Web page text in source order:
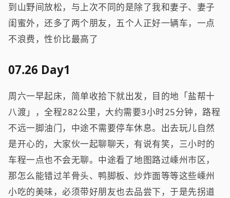
到山野间放松，与上次不同的是除了我和妻子、妻子
闺蜜外，还多了两个朋友，五个人正好一辆车，一点
不浪费，性价比最高了
07.26 Day1
周六一早起床，简单收拾下就出发，目的地「盐帮十
八渡」，全程282公里，大约需要3小时25分钟，路程
不远一脚油门，中途不需要停车休息。出去玩儿自然
是开心的，大家伙一起聊聊天，有说有笑，三小时的
车程一点也不会无聊。中途看了地图路过嵊州市区，
那怎么能错过羊骨头、鸭脚板、炒炸面等等这些嵊州
小吃的美味，必须带好朋友也去品尝下，于是先拐道